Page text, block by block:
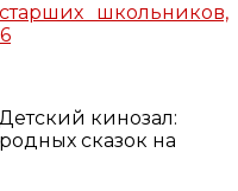
школьников,
кинозал:
сказок на